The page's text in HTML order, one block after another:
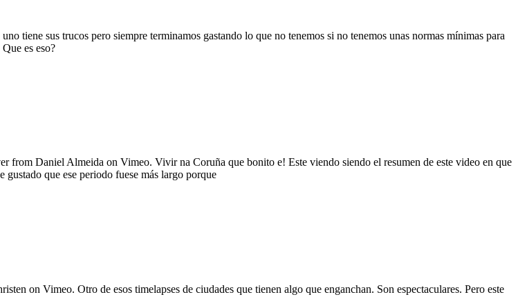
tiene sus trucos pero siempre terminamos gastando lo que no tenemos si no tenemos unas normas mínimas para
es eso?
Daniel Almeida on Vimeo. Vivir na Coruña que bonito e! Este viendo siendo el resumen de este video en que
que ese periodo fuese más largo porque
on Vimeo. Otro de esos timelapses de ciudades que tienen algo que enganchan. Son espectaculares. Pero este